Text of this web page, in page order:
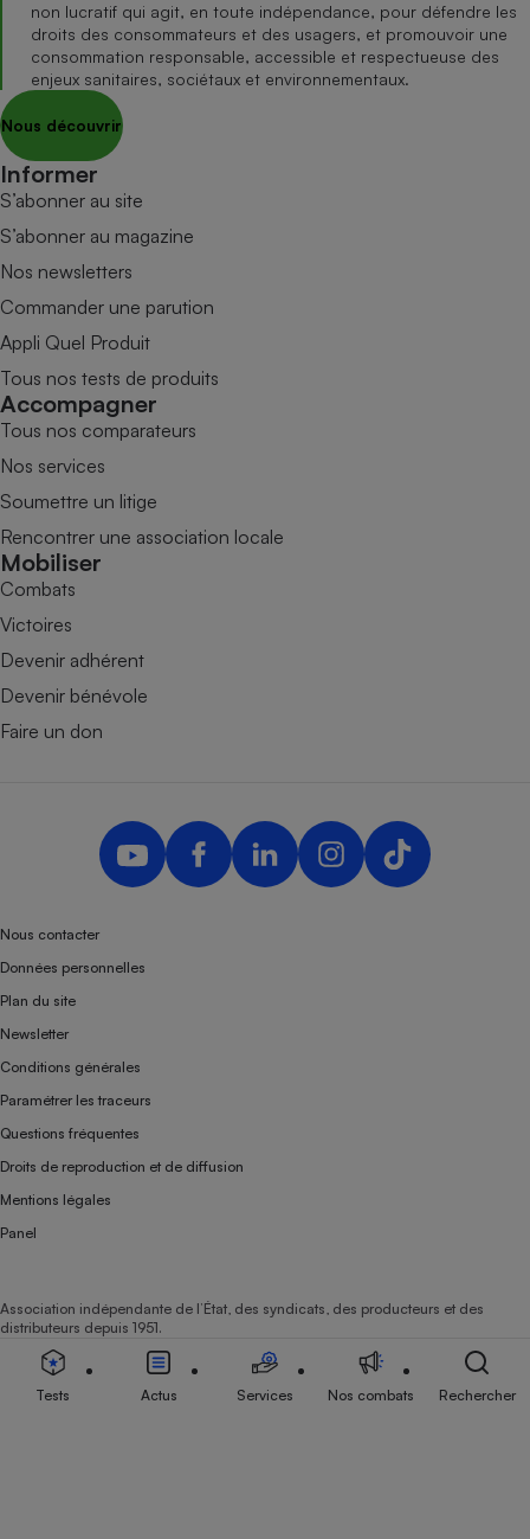
non lucratif qui agit, en toute indépendance, pour défendre les
droits des consommateurs et des usagers, et promouvoir une
consommation responsable, accessible et respectueuse des
enjeux sanitaires, sociétaux et environnementaux.
Nous découvrir
Informer
S’abonner au site
S’abonner au magazine
Nos newsletters
Commander une parution
Appli Quel Produit
Tous nos tests de produits
Accompagner
Tous nos comparateurs
Nos services
Soumettre un litige
Rencontrer une association locale
Mobiliser
Combats
Victoires
Devenir adhérent
Devenir bénévole
Faire un don
Nous contacter
Données personnelles
Plan du site
Newsletter
Conditions générales
Paramétrer les traceurs
Questions fréquentes
Droits de reproduction et de diffusion
Mentions légales
Panel
Association indépendante de l’État, des syndicats, des producteurs et des
distributeurs depuis 1951.
Tests Actus Services Nos combats Rechercher